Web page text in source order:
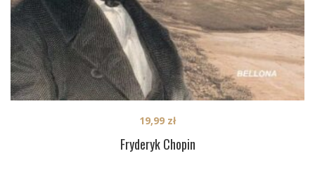
Fryderyk Chopin
19,99 zł